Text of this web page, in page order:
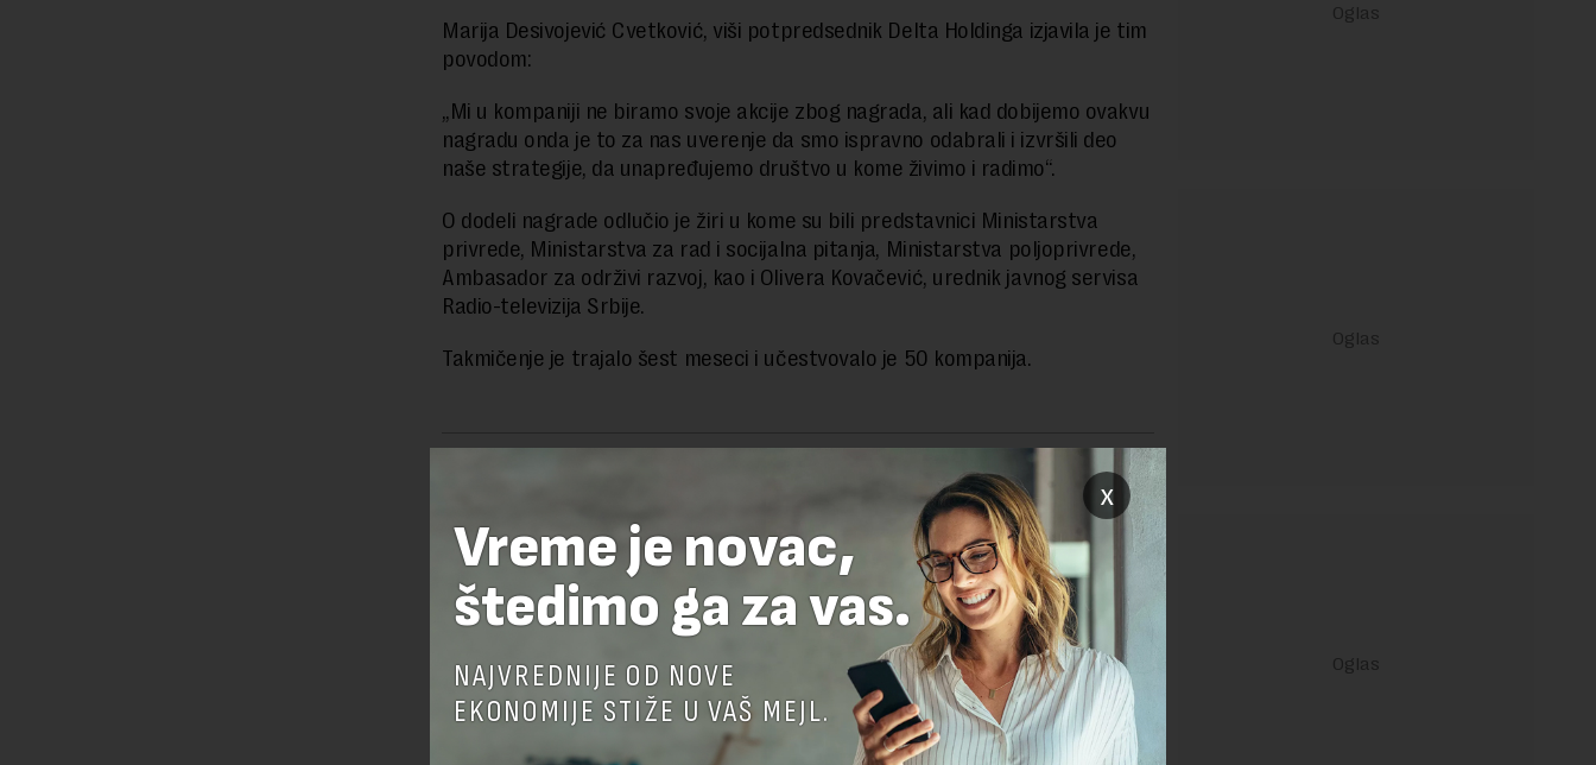
Marija Desivojević Cvetković, viši potpredsednik Delta Holdinga izjavila je tim
povodom:
„Mi u kompaniji ne biramo svoje akcije zbog nagrada, ali kad dobijemo ovakvu
nagradu onda je to za nas uverenje da smo ispravno odabrali i izvršili deo
naše strategije, da unapređujemo društvo u kome živimo i radimo“.
O dodeli nagrade odlučio je žiri u kome su bili predstavnici Ministarstva
privrede, Ministarstva za rad i socijalna pitanja, Ministarstva poljoprivrede,
Ambasador za održivi razvoj, kao i Olivera Kovačević, urednik javnog servisa
Radio-televizija Srbije.
Takmičenje je trajalo šest meseci i učestvovalo je 50 kompanija.
Preuzimanje delova teksta je dozvoljeno, ali uz obavezno navođenje izvora i uz postavljanje linka
OSTAVITE ODGOVOR
x
Vreme je novac,
štedimo ga za vas.
NAJVREDNIJE OD NOVE
EKONOMIJE STIŽE U VAŠ MEJL.